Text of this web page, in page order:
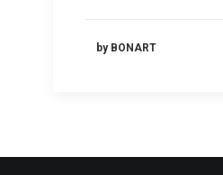
by BONART